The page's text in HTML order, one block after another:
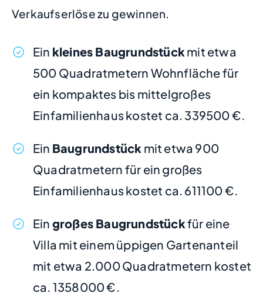
Verkaufserlöse zu gewinnen.
Ein kleines Baugrundstückmit etwa
500 Quadratmetern Wohnfläche für
ein kompaktes bis mittelgroßes
Einfamilienhaus kostet ca. 339500 €.
Ein Baugrundstück mit etwa 900
Quadratmetern für ein großes
Einfamilienhaus kostet ca. 611100 €.
Ein großes Baugrundstückfür eine
Villa mit einem üppigen Gartenanteil
mit etwa 2.000 Quadratmetern kostet
ca. 1358000 €.